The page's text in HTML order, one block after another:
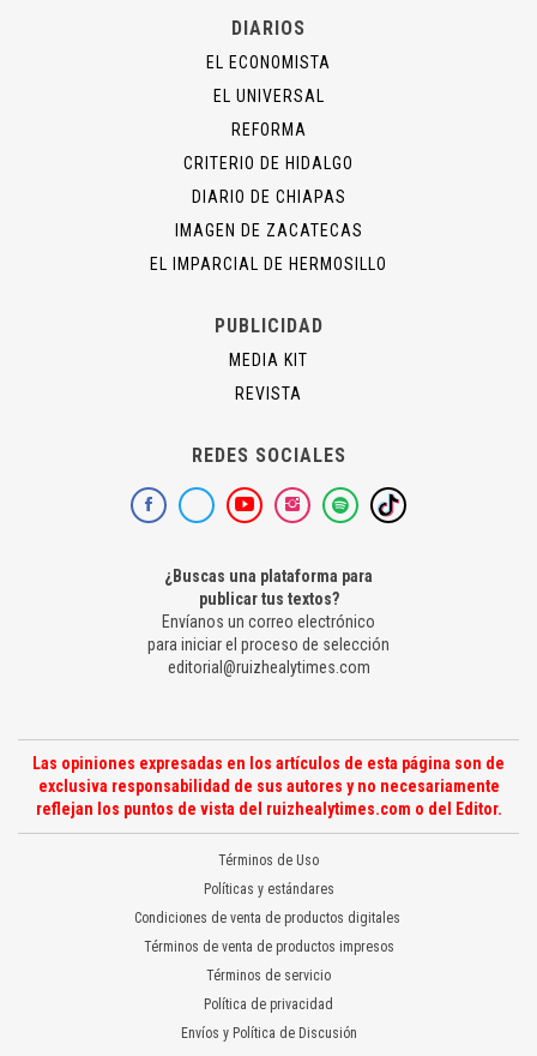
DIARIOS
EL ECONOMISTA
EL UNIVERSAL
REFORMA
CRITERIO DE HIDALGO
DIARIO DE CHIAPAS
IMAGEN DE ZACATECAS
EL IMPARCIAL DE HERMOSILLO
PUBLICIDAD
MEDIA KIT
REVISTA
REDES SOCIALES
¿Buscas una plataforma para
publicar tus textos?
Envíanos un correo electrónico
para iniciar el proceso de selección
editorial@ruizhealytimes.com
Las opiniones expresadas en los artículos de esta página son de
exclusiva responsabilidad de sus autores y no necesariamente
reflejan los puntos de vista del ruizhealytimes.com o del Editor.
Términos de Uso
Políticas y estándares
Condiciones de venta de productos digitales
Términos de venta de productos impresos
Términos de servicio
Política de privacidad
Envíos y Política de Discusión